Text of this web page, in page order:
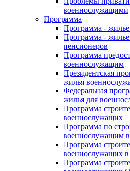
военнослужащими
Программа
Программа -
Программа -
пенсионеров
Программа
военнослужащим
Президентская
жилья
Федеральная
жилья для
Программа
военнослужащих
Программа по
военнослужащим
Программа
военнослужащих
Программа